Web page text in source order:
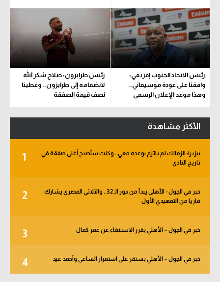
رئيس الاتحاد الجنوب إفريقي:
وافقنا على عودة موسيماني..
وهذا موعد الإعلان الرسمي
رئيس طرابزون: صلاح شكر الله
لانضمامه إلى طرابزون.. وغطينا
نصف قيمة الصفقة
الأكثر مشاهدة
1
بيزيرا: الزمالك لم يلتزم بوعده معي.. وكنت سأصبح أغلى صفقة في
تاريخ النادي
2
خبر في الجول - الأهلي يبدأ من دور الـ 32.. والثلاثي المصري يشارك
قاريا من التمهيدي الأول
3 خبر في الجول – الأهلي يقرر الاستنغاء عن عمر كمال
4 خبر في الجول – الأهلي يستقر على استمرار الساعي وأحمد عيد